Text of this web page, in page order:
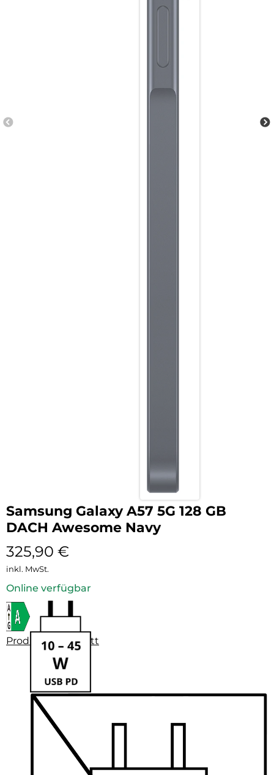
Samsung Galaxy A57 5G 128 GB
DACH Awesome Navy
325,90 €
inkl. MwSt.
Online verfügbar
Produktdatenblatt